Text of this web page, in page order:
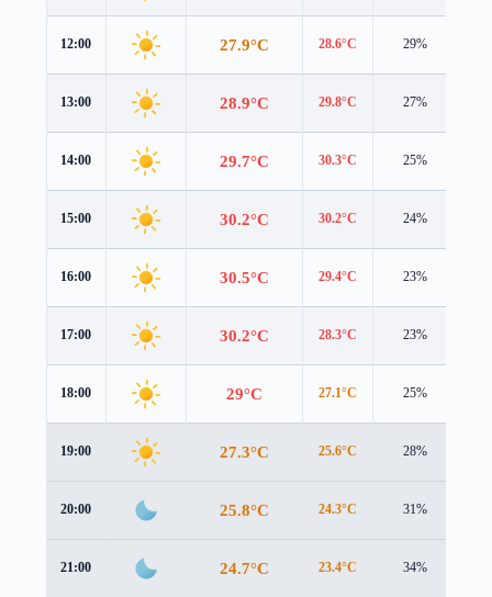
12:00 27.9°C 28.6°C 29%
13:00 28.9°C 29.8°C 27%
14:00 29.7°C 30.3°C 25%
15:00 30.2°C 30.2°C 24%
16:00 30.5°C 29.4°C 23%
17:00 30.2°C 28.3°C 23%
18:00 29°C 27.1°C 25%
19:00 27.3°C 25.6°C 28%
20:00 25.8°C 24.3°C 31%
21:00 24.7°C 23.4°C 34%